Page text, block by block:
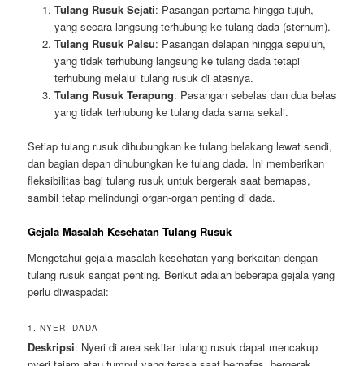
Tulang Rusuk Sejati: Pasangan pertama hingga tujuh,
yang secara langsung terhubung ke tulang dada (sternum).
Tulang Rusuk Palsu: Pasangan delapan hingga sepuluh,
yang tidak terhubung langsung ke tulang dada tetapi
terhubung melalui tulang rusuk di atasnya.
Tulang Rusuk Terapung: Pasangan sebelas dan dua belas
yang tidak terhubung ke tulang dada sama sekali.
Setiap tulang rusuk dihubungkan ke tulang belakang lewat sendi,
dan bagian depan dihubungkan ke tulang dada. Ini memberikan
fleksibilitas bagi tulang rusuk untuk bergerak saat bernapas,
sambil tetap melindungi organ-organ penting di dada.
Gejala Masalah Kesehatan Tulang Rusuk
Mengetahui gejala masalah kesehatan yang berkaitan dengan
tulang rusuk sangat penting. Berikut adalah beberapa gejala yang
perlu diwaspadai:
1. NYERI DADA
Deskripsi: Nyeri di area sekitar tulang rusuk dapat mencakup